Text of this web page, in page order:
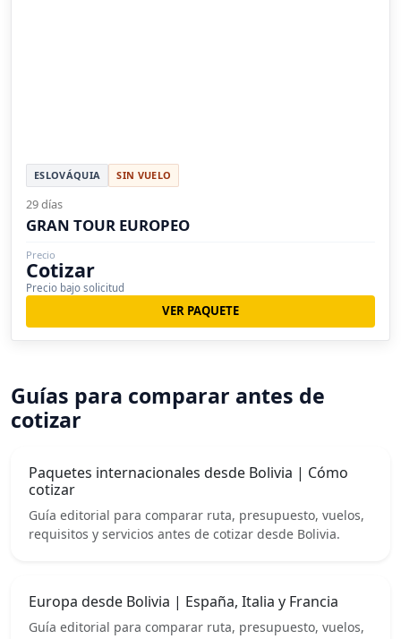
ESLOVÁQUIA SIN VUELO
29 días
GRAN TOUR EUROPEO
Precio
Cotizar
Precio bajo solicitud
VER PAQUETE
Guías para comparar antes de
cotizar
Paquetes internacionales desde Bolivia | Cómo
cotizar
Guía editorial para comparar ruta, presupuesto, vuelos,
requisitos y servicios antes de cotizar desde Bolivia.
Europa desde Bolivia | España, Italia y Francia
Guía editorial para comparar ruta, presupuesto, vuelos,